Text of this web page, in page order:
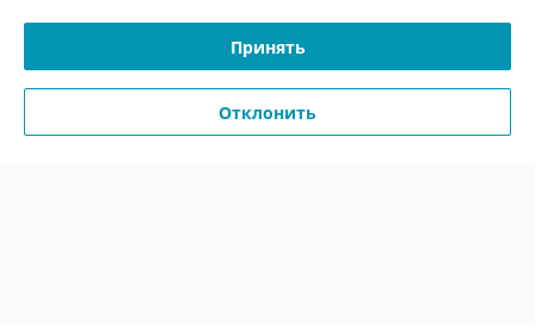
Политика обработки cookies
Сайт создан на платформе Deal.by
Принять
Отклонить